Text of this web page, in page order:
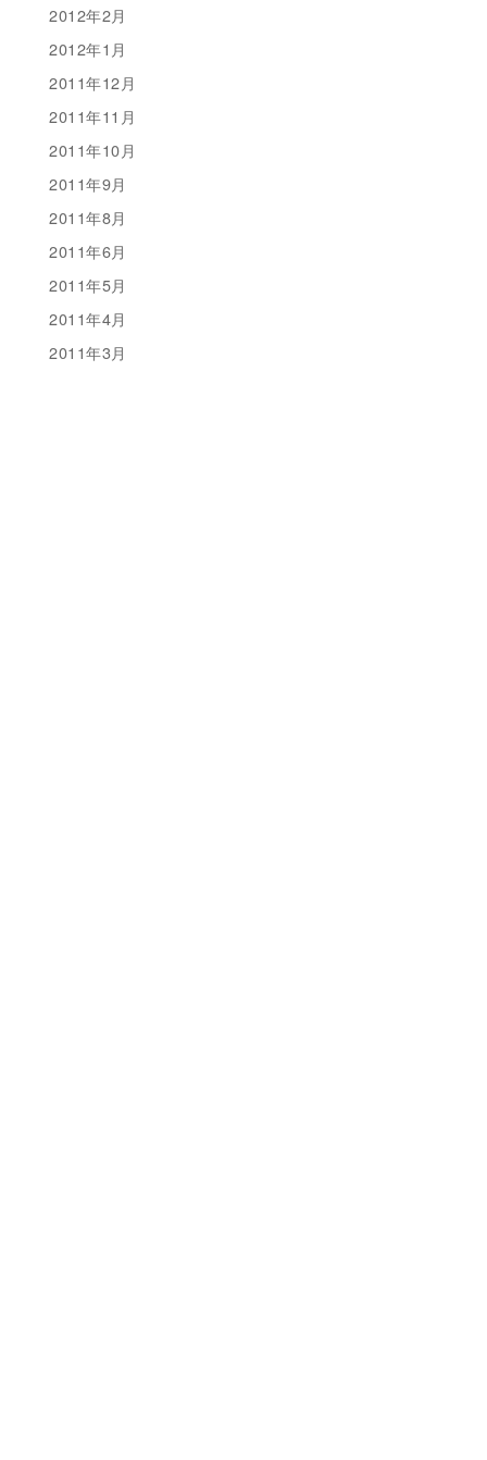
2012年2月
2012年1月
2011年12月
2011年11月
2011年10月
2011年9月
2011年8月
2011年6月
2011年5月
2011年4月
2011年3月